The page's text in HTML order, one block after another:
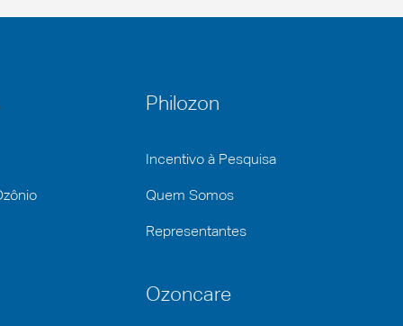
Philozon
Incentivo à Pesquisa
Quem Somos
Representantes
Ozoncare